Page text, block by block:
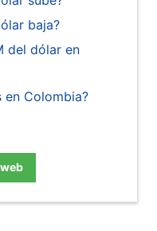
baja?
del dólar en
en Colombia?